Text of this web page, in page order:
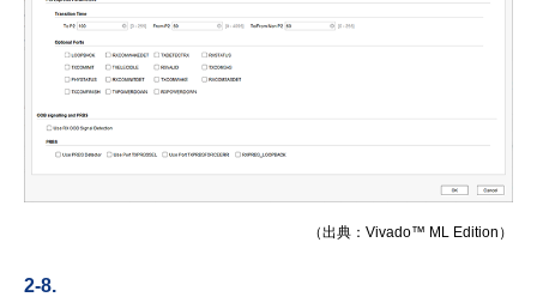
（出典：Vivado™ ML Edition）
2-8.